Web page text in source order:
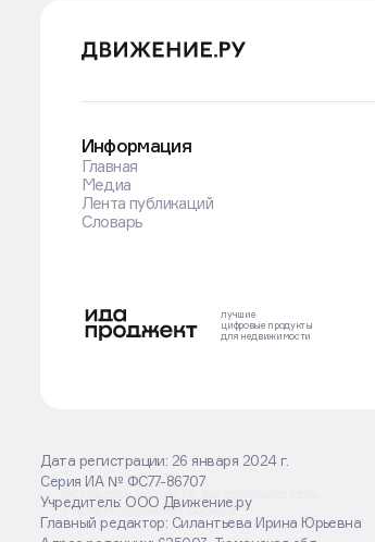
Информация
Главная
Медиа
Лента публикаций
Словарь
лучшие
цифровые продукты
для недвижимости
Дата регистрации: 26 января 2024 г.
Серия ИА № ФС77-86707
Учредитель: ООО Движение.ру
Главный редактор: Силантьева Ирина Юрьевна
Оставаясь на сайте, вы соглашаетесь
с использованием cookies